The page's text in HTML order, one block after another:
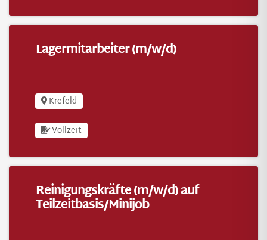
Lagermitarbeiter (m/w/d)
Lagermitarbeiter (m/w/d)
Krefeld
Vollzeit
Reinigungskräfte (m/w/d) auf Teilzeitbasis/Minijob
Reinigungskräfte (m/w/d) auf
Teilzeitbasis/Minijob